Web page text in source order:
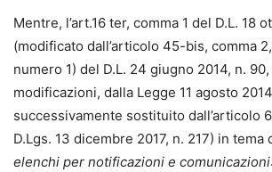
Mentre, l’art.16 ter, comma 1 del D.L. 18
(modificato dall’articolo 45-bis, comma
numero 1) del D.L. 24 giugno 2014, n.
modificazioni, dalla Legge 11 agosto
successivamente sostituito dall’articolo
D.Lgs. 13 dicembre 2017, n. 217) in tema
elenchi per notificazioni e